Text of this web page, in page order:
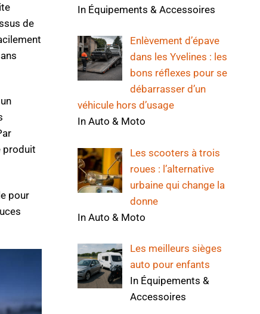
de
produit
pour
In Équipements & Accessoires
Enlèvement d’épave
dans les Yvelines : les
bons réflexes pour se
débarrasser d’un
véhicule hors d’usage
In Auto & Moto
Les scooters à trois
roues : l’alternative
urbaine qui change la
donne
In Auto & Moto
Les meilleurs sièges
auto pour enfants
In Équipements &
Accessoires